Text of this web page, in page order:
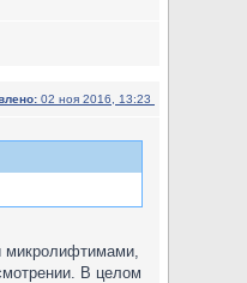
02 ноя 2016, 13:23
микролифтимами,
В целом